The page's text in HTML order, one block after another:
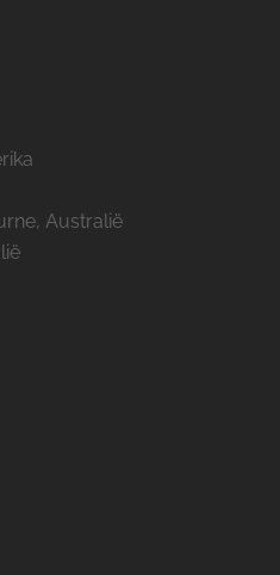
Australië